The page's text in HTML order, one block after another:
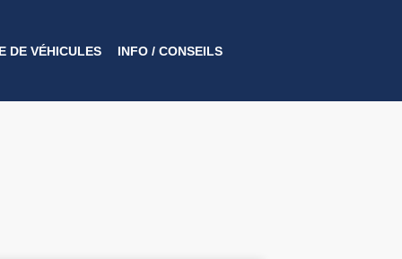
DE VÉHICULES INFO / CONSEILS​